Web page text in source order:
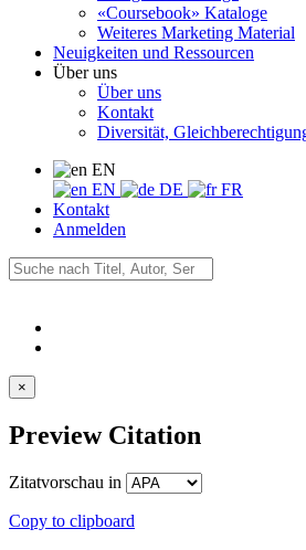
«Coursebook» Kataloge
Weiteres Marketing Material
Neuigkeiten und Ressourcen
Über uns
Über uns
Kontakt
Diversität,
EN
EN
DE
FR
Kontakt
Anmelden
×
Preview Citation
Zitatvorschau in
Copy to clipboard